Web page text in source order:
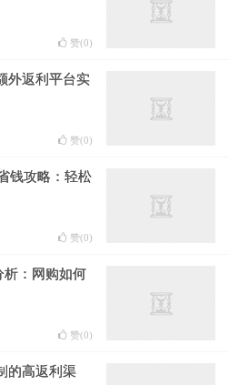
赞(0)
外返利平台实
赞(0)
钱攻略：轻松
赞(0)
析：网购如何
赞(0)
的高返利渠